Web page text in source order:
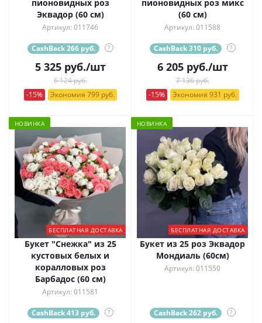
пионовидных роз
Эквадор (60 см)
Артикул: 011746
CashBack 266 руб. ?
5 325руб./шт
6 124 руб.
-15%
Экономия 799 руб.
пионовидных роз микс
(60 см)
Артикул: 011588
CashBack 310 руб. ?
6 205руб./шт
7 136 руб.
-15%
Экономия 931 руб.
НОВИНКА
БЕСПЛАТНАЯ ДОСТАВКА
Букет "Снежка" из 25
кустовых белых и
коралловых роз
Барбадос (60 см)
Артикул: 011581
CashBack 413 руб. ?
НОВИНКА
БЕСПЛАТНАЯ ДОСТАВКА
Букет из 25 роз Эквадор
Мондиаль (60см)
Артикул: 011550
CashBack 262 руб. ?